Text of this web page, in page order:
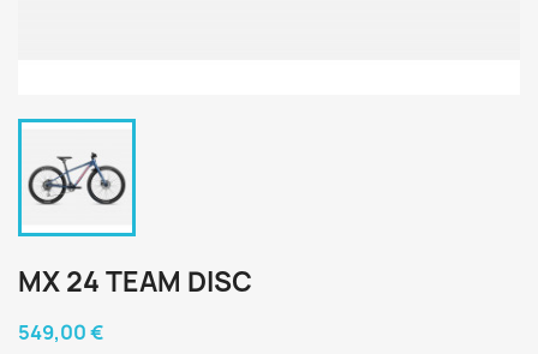
MX 24 TEAM DISC
549,00 €